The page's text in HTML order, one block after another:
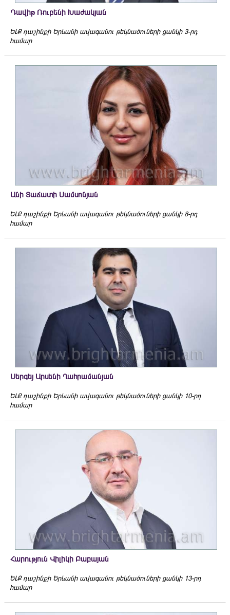
Դավիթ Ռուբենի Խաժակյան
ԵԼՔ դաշինքի Երևանի ավագանու թեկնածուների ցանկի 3-րդ
համար
Անի Տաճատի Սամսոնյան
ԵԼՔ դաշինքի Երևանի ավագանու թեկնածուների ցանկի 8-րդ
համար
Սերգեյ Արսենի Ղահրամանյան
ԵԼՔ դաշինքի Երևանի ավագանու թեկնածուների ցանկի 10-րդ
համար
Հարություն Վիլիկի Բաբայան
ԵԼՔ դաշինքի Երևանի ավագանու թեկնածուների ցանկի 13-րդ
համար